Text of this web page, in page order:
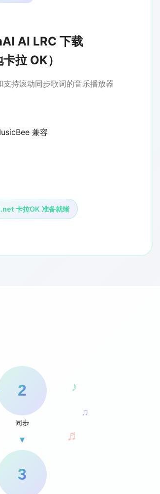
AI LRC 下载
卡拉 OK）
持滚动同步歌词的音乐播放器
兼容
卡拉OK 准备就绪
2
同步
3
♪
♫
♬